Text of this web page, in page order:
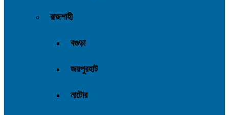
রাজশাহী
বগুড়া
জয়পুরহাট
নাটোর